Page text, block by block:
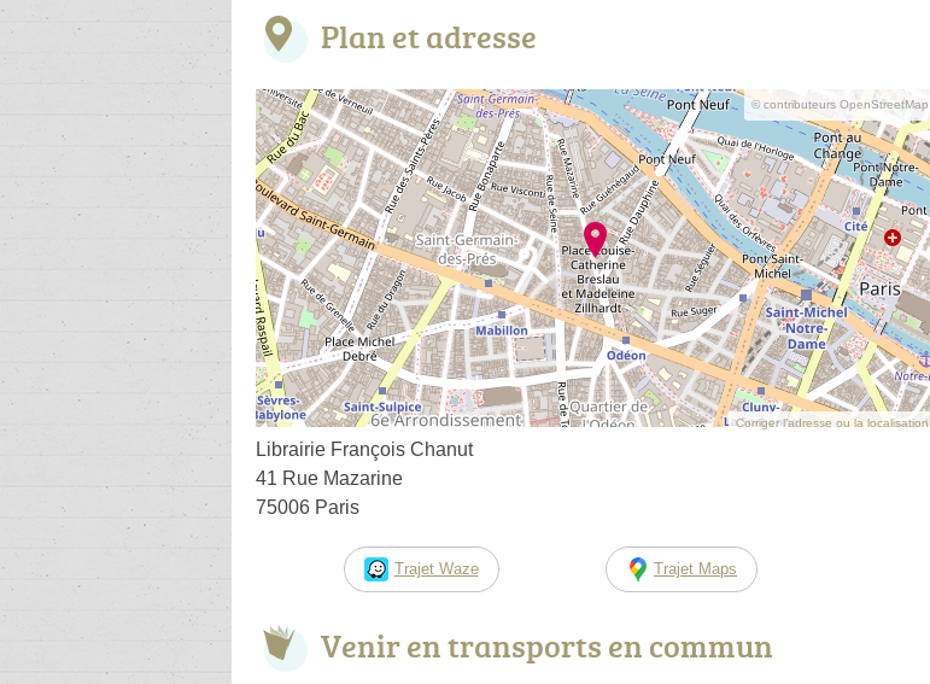
Plan et adresse
© contributeurs OpenStreetMap
Corriger l’adresse ou la localisation
Librairie François Chanut
41 Rue Mazarine
75006 Paris
Trajet Waze Trajet Maps
Venir en transports en commun